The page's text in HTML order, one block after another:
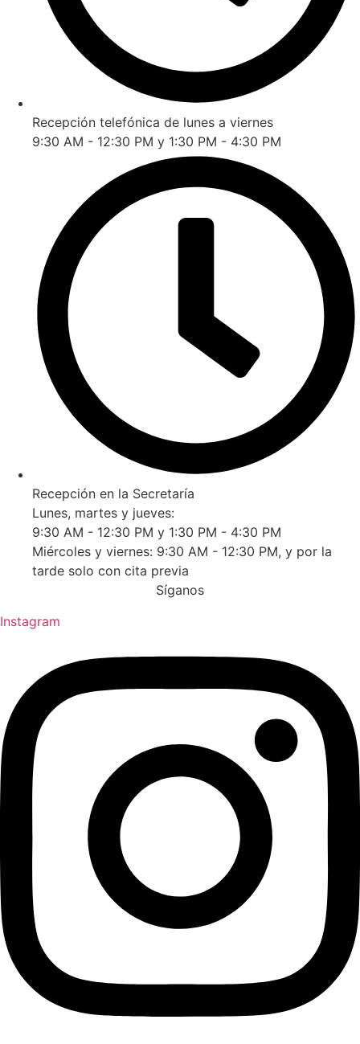
Recepción telefónica de lunes a viernes
9:30 AM - 12:30 PM y 1:30 PM - 4:30 PM
Recepción en la Secretaría
Lunes, martes y jueves:
9:30 AM - 12:30 PM y 1:30 PM - 4:30 PM
Miércoles y viernes: 9:30 AM - 12:30 PM, y por la
tarde solo con cita previa
Síganos
Instagram